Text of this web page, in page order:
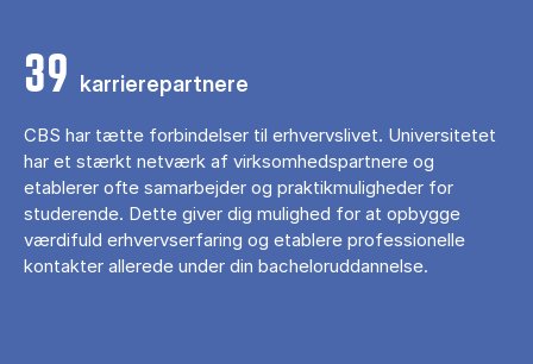
39 karrierepartnere
CBS har tætte forbindelser til erhvervslivet. Universitetet
har et stærkt netværk af virksomhedspartnere og
etablerer ofte samarbejder og praktikmuligheder for
studerende. Dette giver dig mulighed for at opbygge
værdifuld erhvervserfaring og etablere professionelle
kontakter allerede under din bacheloruddannelse.